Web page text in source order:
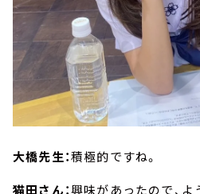
大橋先生：積極的ですね。
猫田さん：興味があったので、